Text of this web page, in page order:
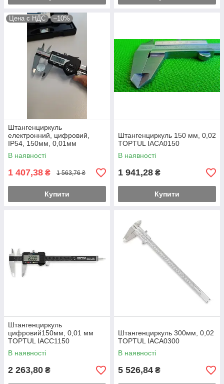
Цена с НДС –10%
Штангенциркуль
електронний, цифровий,
IP54, 150мм, 0,01мм
PROTESTER 5110-150
В наявності
1 407,38 ₴ 1 563,76 ₴
Купити
Штангенциркуль 150 мм, 0,02
TOPTUL IACA0150
В наявності
1 941,28 ₴
Купити
Штангенциркуль
цифровий150мм, 0,01 мм
TOPTUL IACC1150
В наявності
2 263,80 ₴
Штангенциркуль 300мм, 0,02
TOPTUL IACA0300
В наявності
5 526,84 ₴